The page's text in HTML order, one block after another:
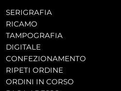
SERIGRAFIA
RICAMO
TAMPOGRAFIA
DIGITALE
CONFEZIONAMENTO
RIPETI ORDINE
ORDINI IN CORSO